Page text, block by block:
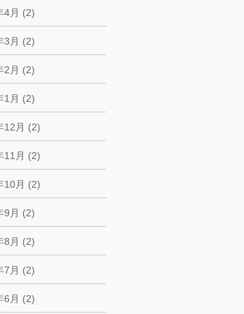
4月 (2)
3月 (2)
2月 (2)
1月 (2)
12月 (2)
11月 (2)
10月 (2)
9月 (2)
8月 (2)
7月 (2)
6月 (2)